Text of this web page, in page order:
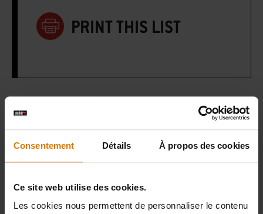
Consentement Détails À propos des cookies
Ce site web utilise des cookies.
Les cookies nous permettent de personnaliser le contenu
PRINT THIS LIST
Accessoires
recommandés